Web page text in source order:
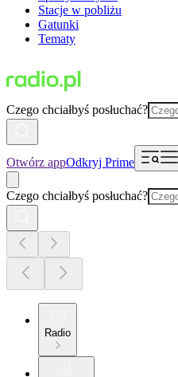
Stacje w pobliżu
Gatunki
Tematy
Czego chciałbyś posłuchać?
Otwórz appOdkryj Prime
Czego chciałbyś posłuchać?
Radio